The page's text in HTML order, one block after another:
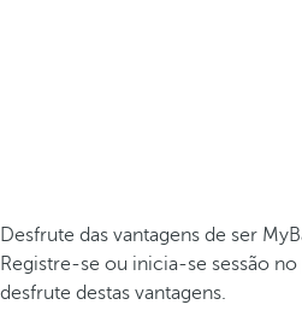
Desfrute das vantagens de ser
Registre-se ou inicia-se sessão
desfrute destas vantagens.